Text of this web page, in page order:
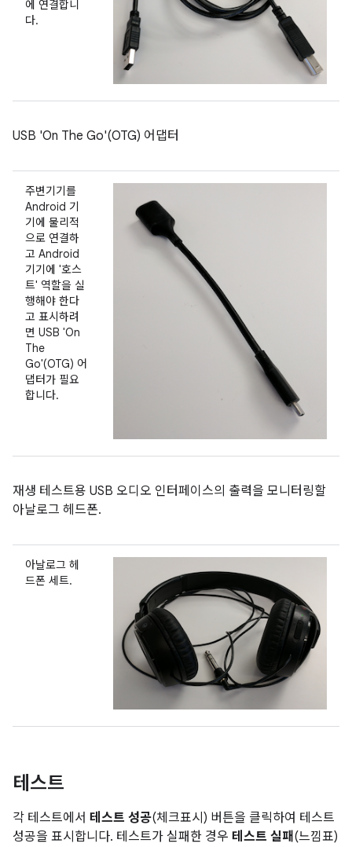
에 연결합니
다.
USB 'On The Go'(OTG) 어댑터
주변기기를
Android 기
기에 물리적
으로 연결하
고 Android
기기에 '호스
트' 역할을 실
행해야 한다
고 표시하려
면 USB 'On
The
Go'(OTG) 어
댑터가 필요
합니다.
재생 테스트용 USB 오디오 인터페이스의 출력을 모니터링할
아날로그 헤드폰.
아날로그 헤
드폰 세트.
테스트
각 테스트에서 테스트 성공(체크표시) 버튼을 클릭하여 테스트
성공을 표시합니다. 테스트가 실패한 경우 테스트 실패 (느낌표)